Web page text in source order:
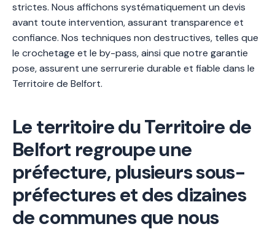
strictes. Nous affichons systématiquement un devis
avant toute intervention, assurant transparence et
confiance. Nos techniques non destructives, telles que
le crochetage et le by-pass, ainsi que notre garantie
pose, assurent une serrurerie durable et fiable dans le
Territoire de Belfort.
Le territoire du Territoire de
Belfort regroupe une
préfecture, plusieurs sous-
préfectures et des dizaines
de communes que nous